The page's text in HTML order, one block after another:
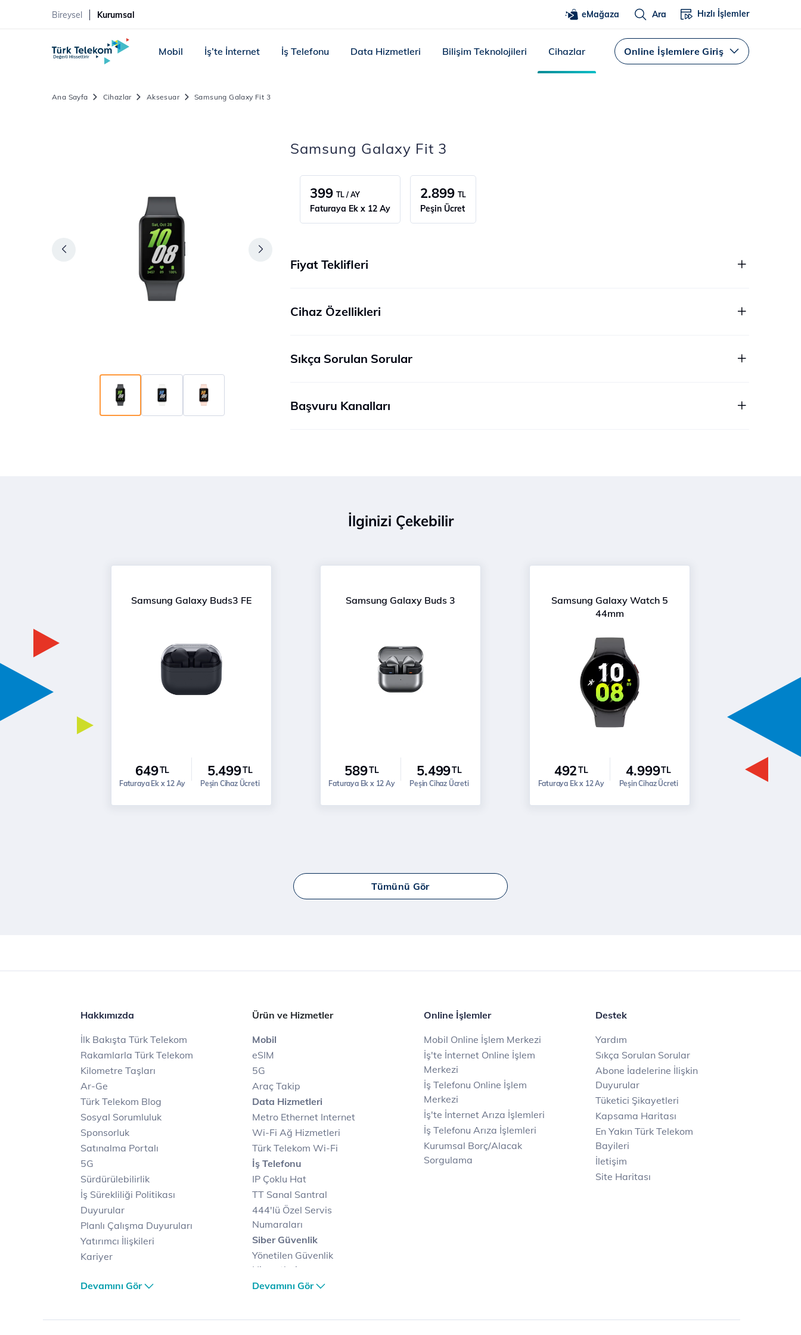
Bireysel Kurumsal eMağaza Ara Hızlı İşlemler
Mobil İş’te İnternet İş Telefonu Data Hizmetleri Bilişim Teknolojileri Cihazlar Online İşlemlere Giriş
Ana Sayfa Cihazlar Aksesuar Samsung Galaxy Fit 3
Samsung Galaxy Fit 3
399 TL / AY
Faturaya Ek x 12 Ay
2.899 TL
Peşin Ücret
Fiyat Teklifleri
Cihaz Özellikleri
Sıkça Sorulan Sorular
Başvuru Kanalları
İlginizi Çekebilir
Samsung Galaxy Buds3 FE
649TL
Faturaya Ek x 12 Ay
5.499TL
Peşin Cihaz Ücreti
Samsung Galaxy Buds 3
589TL
Faturaya Ek x 12 Ay
5.499TL
Peşin Cihaz Ücreti
Samsung Galaxy Watch 5
44mm
492TL
Faturaya Ek x 12 Ay
4.999TL
Peşin Cihaz Ücreti
Tümünü Gör
Hakkımızda
İlk Bakışta Türk Telekom
Rakamlarla Türk Telekom
Kilometre Taşları
Ar-Ge
Türk Telekom Blog
Sosyal Sorumluluk
Sponsorluk
Satınalma Portalı
5G
Sürdürülebilirlik
İş Sürekliliği Politikası
Duyurular
Planlı Çalışma Duyuruları
Yatırımcı İlişkileri
Kariyer
Dağıtım
Hizmet Kalitesi Raporları
Devamını Gör
Ürün ve Hizmetler
Mobil
eSIM
5G
Araç Takip
Data Hizmetleri
Metro Ethernet Internet
Wi-Fi Ağ Hizmetleri
Türk Telekom Wi-Fi
İş Telefonu
IP Çoklu Hat
TT Sanal Santral
444'lü Özel Servis
Numaraları
Siber Güvenlik
Yönetilen Güvenlik
Hizmetleri
Siber Güvenlik Merkezi
Devamını Gör
Online İşlemler
Mobil Online İşlem Merkezi
İş'te İnternet Online İşlem
Merkezi
İş Telefonu Online İşlem
Merkezi
İş'te İnternet Arıza İşlemleri
İş Telefonu Arıza İşlemleri
Kurumsal Borç/Alacak
Sorgulama
Destek
Yardım
Sıkça Sorulan Sorular
Abone İadelerine İlişkin
Duyurular
Tüketici Şikayetleri
Kapsama Haritası
En Yakın Türk Telekom
Bayileri
İletişim
Site Haritası